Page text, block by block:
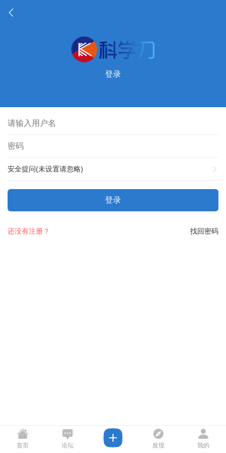
登录
安全提问(未设置请忽略)
登录
找回密码
还没有注册？
首页 论坛 发现 我的